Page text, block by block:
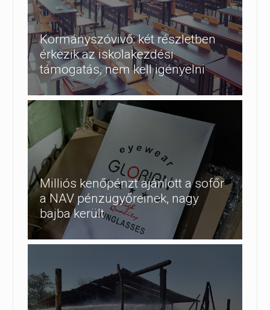
Kormányszóvivő: két részletben
érkezik az iskolakezdési
támogatás, nem kell igényelni
Milliós kenőpénzt ajánlott a sofőr
a NAV pénzügyőreinek, nagy
bajba került